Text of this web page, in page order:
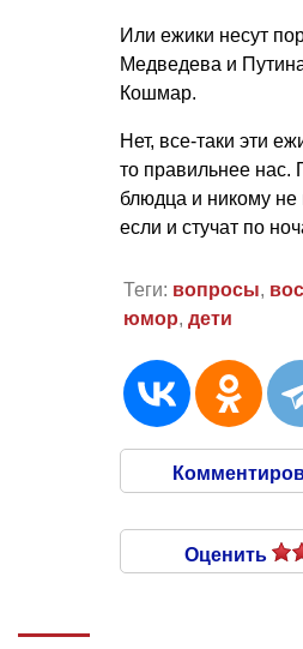
Или ежики несут
Медведева и
Кошмар.
Нет, все-таки эти
то правильнее нас.
блюдца и никому
если и стучат по
Теги: вопросы,
юмор, дети
Оценить